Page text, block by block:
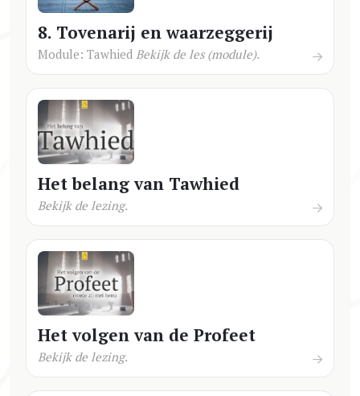
8. Tovenarij en waarzeggerij
Module: Tawhied Bekijk de les (module).
Het belang van Tawhied
Bekijk de lezing.
Het volgen van de Profeet
Bekijk de lezing.